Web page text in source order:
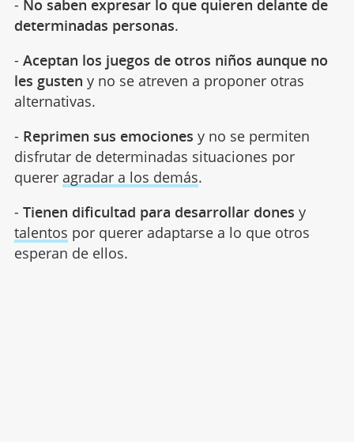
- No saben expresar lo que quieren delante de
determinadas personas.
- Aceptan los juegos de otros niños aunque no
les gusten y no se atreven a proponer otras
alternativas.
- Reprimen sus emociones y no se permiten
disfrutar de determinadas situaciones por
querer agradar a los demás.
- Tienen dificultad para desarrollar dones y
talentos por querer adaptarse a lo que otros
esperan de ellos.